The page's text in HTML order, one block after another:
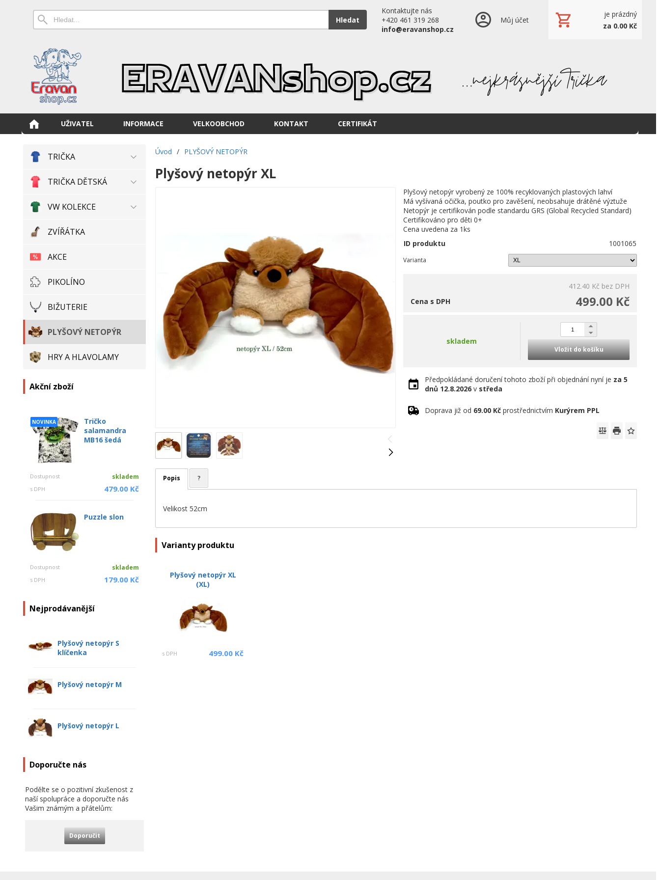
Hledat
Kontaktujte nás
+420 461 319 268
info@eravanshop.cz
Můj účet
je prázdný
za 0.00 Kč
UŽIVATEL INFORMACE VELKOOBCHOD KONTAKT CERTIFIKÁT
TRIČKA
TRIČKA DĚTSKÁ
VW KOLEKCE
ZVÍŘÁTKA
AKCE
PIKOLÍNO
BIŽUTERIE
PLYŠOVÝ NETOPÝR
HRY A HLAVOLAMY
Akční zboží
NOVINKA
Tričko
salamandra
MB16 šedá
Dostupnost skladem
s DPH 479.00 Kč
Puzzle slon
Dostupnost skladem
s DPH 179.00 Kč
Nejprodávanější
Plyšový netopýr S
klíčenka
Plyšový netopýr M
Plyšový netopýr L
Doporučte nás
Podělte se o pozitivní zkušenost z
naší spolupráce a doporučte nás
Vašim známým a přátelům:
Doporučit
Úvod / PLYŠOVÝ NETOPÝR
Plyšový netopýr XL
Plyšový netopýr vyrobený ze 100% recyklovaných plastových lahví
Má vyšívaná očička, poutko pro zavěšení, neobsahuje drátěné výztuže
Netopýr je certifikován podle standardu GRS (Global Recycled Standard)
Certifikováno pro děti 0+
Cena uvedena za 1ks
ID produktu
1001065
Varianta
412.40 Kč bez DPH
499.00 Kč
Cena s DPH
skladem
Vložit do košíku
Předpokládané doručení tohoto zboží při objednání nyní je za 5
dnů 12.8.2026 v středa
Doprava již od 69.00 Kč prostřednictvím Kurýrem PPL
Popis ?
Velikost 52cm
Varianty produktu
Plyšový netopýr XL
(XL)
s DPH 499.00 Kč